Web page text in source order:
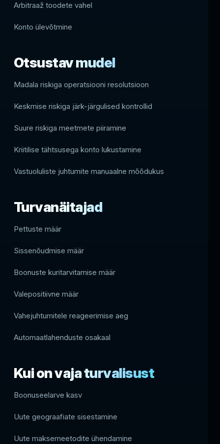
Arbitraaž toodete vahel
Konto ülevõtmine
Otsustav mudel
Madala riskiga operatsiooni resolutsioon
Keskmise riskiga järk-järgulised kontrollid
Suure riskiga meetmete piiramine
Kriitilise tähtsusega konto lukustamine
Vastuoluliste juhtumite manuaalne mõõdukus
Turvanäitajad
Pettuste määr
Sissenõudmise määr
Boonuste kuritarvitamise määr
Valepositiivne määr
Vahejuhtumitele reageerimise aeg
Automaatlahenduste osakaal
Kui on vaja turvalisust
Boonuseelarve kasv
Uute geograafiate sisestamine
Uute maksemeetodite ühendamine